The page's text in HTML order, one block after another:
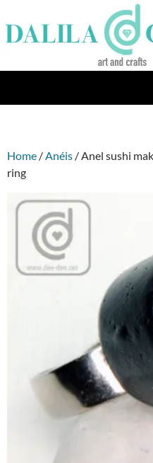
to
content
Home /Anéis / Anel sushi
ring